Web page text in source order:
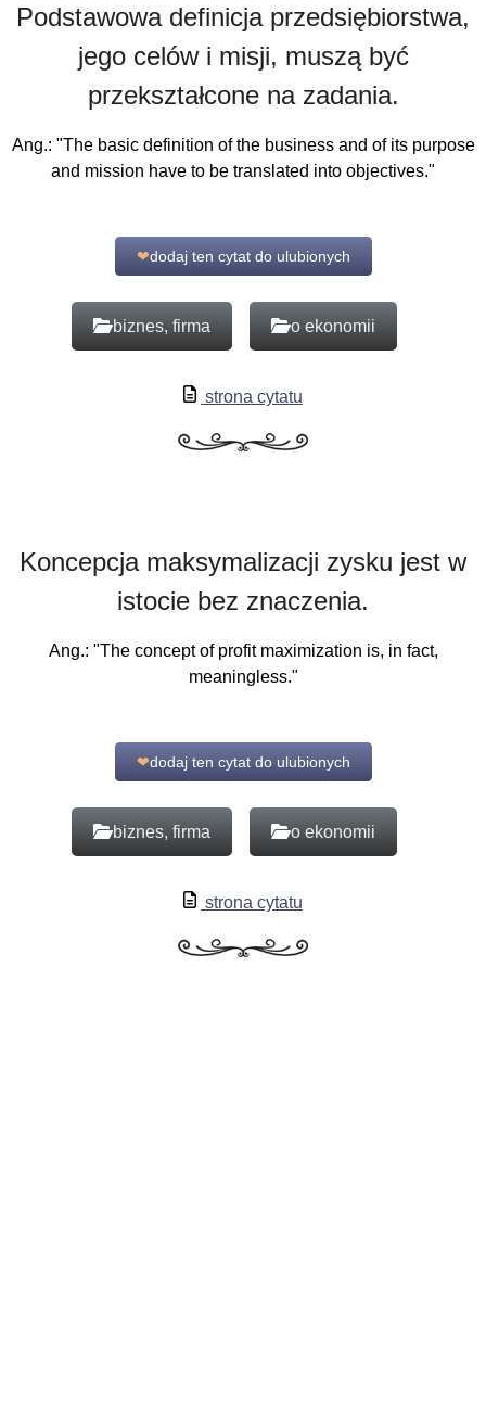
Podstawowa definicja przedsiębiorstwa,
jego celów i misji, muszą być
przekształcone na zadania.
Ang.: "The basic definition of the business and of its purpose
and mission have to be translated into objectives."
❤dodaj ten cytat do ulubionych
biznes, firma o ekonomii
strona cytatu
Koncepcja maksymalizacji zysku jest w
istocie bez znaczenia.
Ang.: "The concept of profit maximization is, in fact,
meaningless."
❤dodaj ten cytat do ulubionych
biznes, firma o ekonomii
strona cytatu